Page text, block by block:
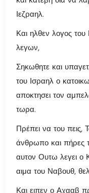
Ιεζραηλ.
Και ηλθεν λογος του
λεγων,
Σηκωθητε και
του Ισραηλ ο
αποκτησει τον
τωρα.
Πρέπει να του πεις,
άνθρωπο και πήρες
αυτον Ουτω λεγει ο
αιμα του Ναβουθ,
Και ειπεν ο Αχααβ